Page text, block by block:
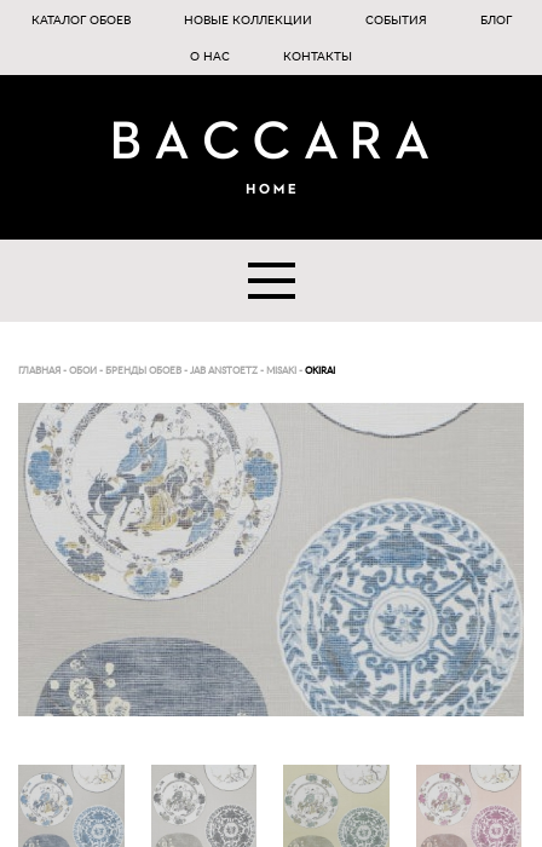
КАТАЛОГ ОБОЕВ НОВЫЕ КОЛЛЕКЦИИ СОБЫТИЯ БЛОГ
О НАС КОНТАКТЫ
ГЛАВНАЯ - ОБОИ - БРЕНДЫ ОБОЕВ - JAB ANSTOETZ - MISAKI - OKIRAI